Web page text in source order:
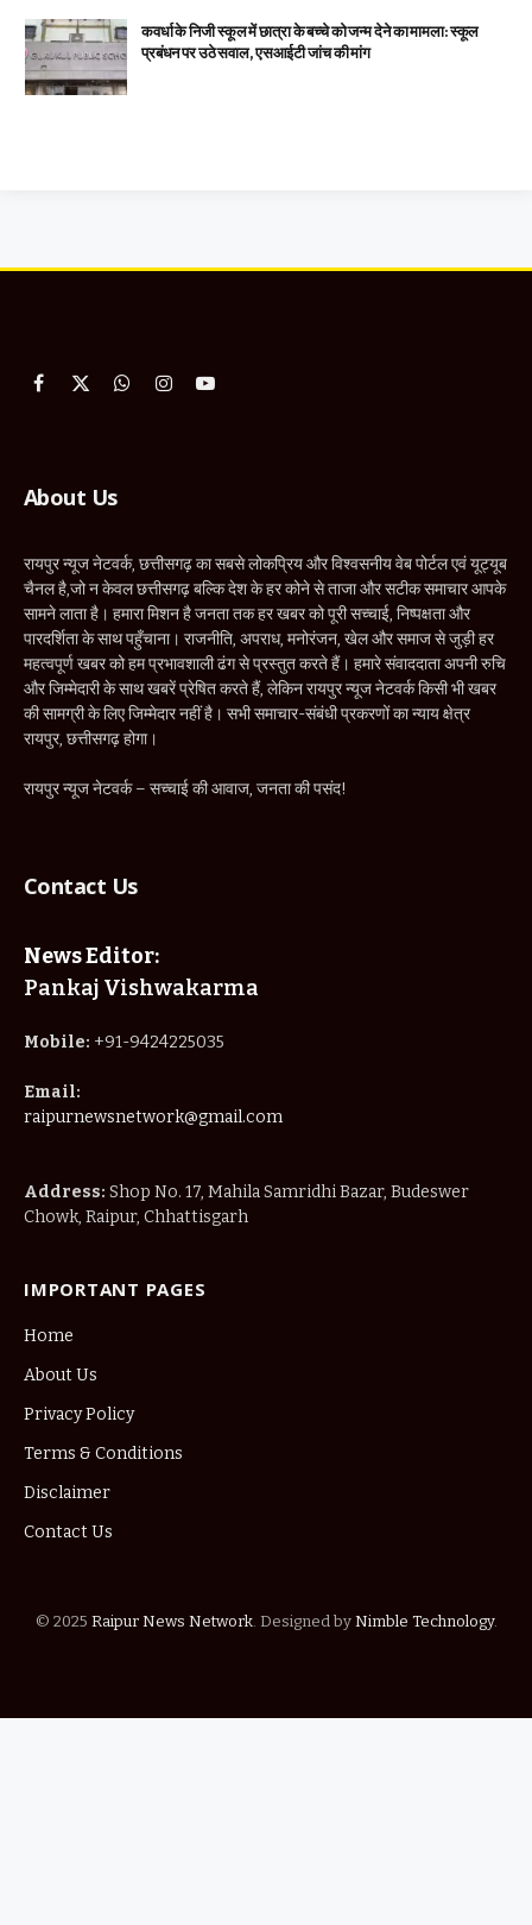
कवर्धा के निजी स्कूल में छात्रा के बच्चे को जन्म देने का मामला: स्कूल
प्रबंधन पर उठे सवाल, एसआईटी जांच की मांग
Facebook
X
WhatsApp
InstagramYouTube
About Us
रायपुर न्यूज नेटवर्क, छत्तीसगढ़ का सबसे लोकप्रिय और विश्वसनीय वेब पोर्टल एवं यूट्यूब
चैनल है,जो न केवल छत्तीसगढ़ बल्कि देश के हर कोने से ताजा और सटीक समाचार आपके
सामने लाता है। हमारा मिशन है जनता तक हर खबर को पूरी सच्चाई, निष्पक्षता और
पारदर्शिता के साथ पहुँचाना। राजनीति, अपराध, मनोरंजन, खेल और समाज से जुड़ी हर
महत्वपूर्ण खबर को हम प्रभावशाली ढंग से प्रस्तुत करते हैं। हमारे संवाददाता अपनी रुचि
और जिम्मेदारी के साथ खबरें प्रेषित करते हैं, लेकिन रायपुर न्यूज नेटवर्क किसी भी खबर
की सामग्री के लिए जिम्मेदार नहीं है। सभी समाचार-संबंधी प्रकरणों का न्याय क्षेत्र
रायपुर, छत्तीसगढ़ होगा।
रायपुर न्यूज नेटवर्क – सच्चाई की आवाज, जनता की पसंद!
Contact Us
News Editor:
Pankaj Vishwakarma
Mobile: +91-9424225035
Email:
raipurnewsnetwork@gmail.com
Address: Shop No. 17, Mahila Samridhi Bazar, Budeswer
Chowk, Raipur, Chhattisgarh
IMPORTANT PAGES
Home
About Us
Privacy Policy
Terms & Conditions
Disclaimer
Contact Us
© 2025 Raipur News Network. Designed by Nimble Technology.